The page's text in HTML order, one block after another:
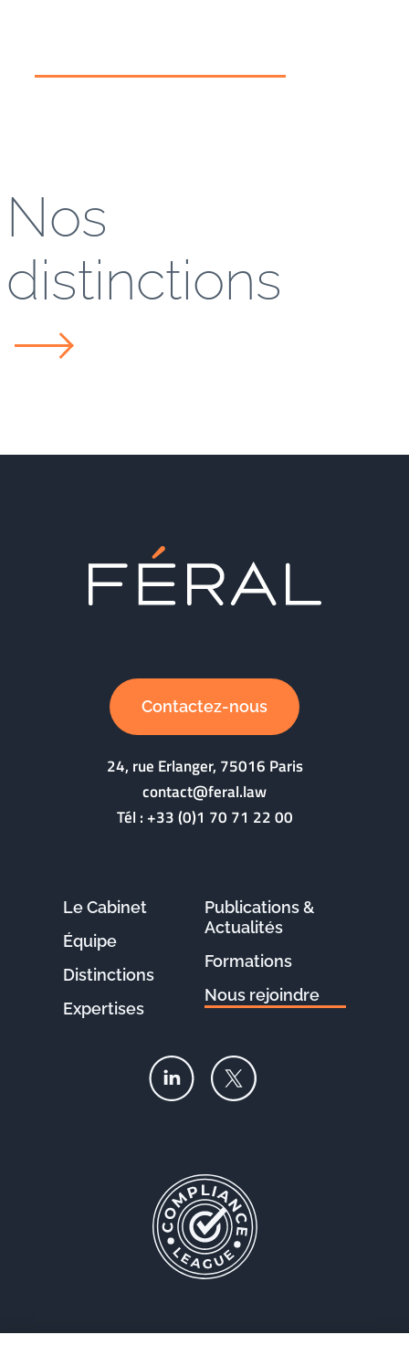
Nos
distinctions
Contactez-nous
24, rue Erlanger, 75016 Paris
contact@feral.law
Tél :+33 (0)1 70 71 22 00
Le Cabinet
Équipe
Distinctions
Expertises
Publications &
Actualités
Formations
Nous rejoindre